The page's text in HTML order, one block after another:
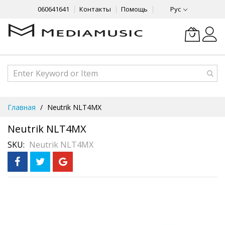
060641641 Контакты Помощь Рус
Content
Главная Neutrik NLT4MX
Neutrik NLT4MX
SKU Neutrik NLT4MX